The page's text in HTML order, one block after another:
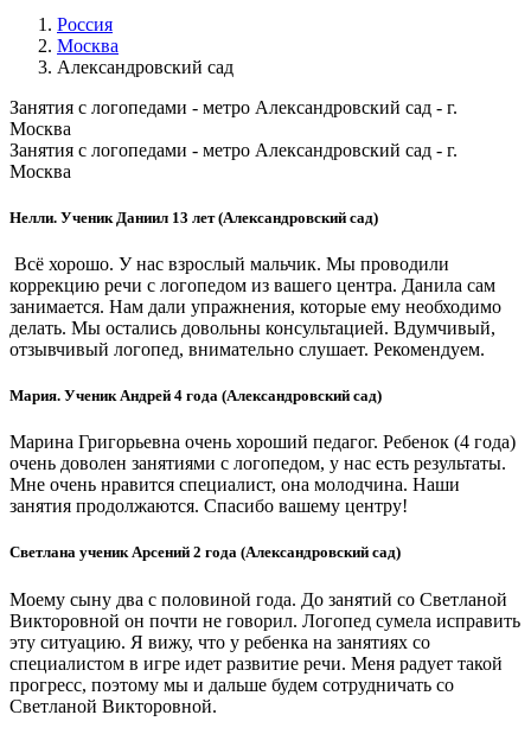
Россия
Москва
Александровский сад
Занятия с логопедами - метро Александровский сад - г.
Москва
Занятия с логопедами - метро Александровский сад - г.
Москва
Нелли. Ученик Даниил 13 лет (Александровский сад)
Всё хорошо. У нас взрослый мальчик. Мы проводили
коррекцию речи с логопедом из вашего центра. Данила сам
занимается. Нам дали упражнения, которые ему необходимо
делать. Мы остались довольны консультацией. Вдумчивый,
отзывчивый логопед, внимательно слушает. Рекомендуем.
Мария. Ученик Андрей 4 года (Александровский сад)
Марина Григорьевна очень хороший педагог. Ребенок (4 года)
очень доволен занятиями с логопедом, у нас есть результаты.
Мне очень нравится специалист, она молодчина. Наши
занятия продолжаются. Спасибо вашему центру!
Светлана ученик Арсений 2 года (Александровский сад)
Моему сыну два с половиной года. До занятий со Светланой
Викторовной он почти не говорил. Логопед сумела исправить
эту ситуацию. Я вижу, что у ребенка на занятиях со
специалистом в игре идет развитие речи. Меня радует такой
прогресс, поэтому мы и дальше будем сотрудничать со
Светланой Викторовной.